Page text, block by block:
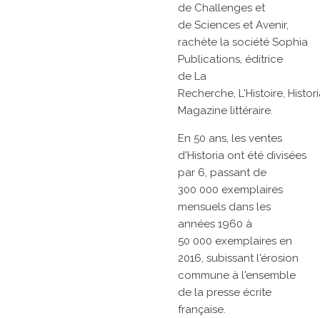
de Challenges et
de Sciences et Avenir,
rachète la société Sophia
Publications, éditrice
de La
Recherche, L'Histoire,
Magazine littéraire.
En 50 ans, les ventes
d'Historia ont été divisées
par 6, passant de
300 000 exemplaires
mensuels dans les
années 1960 à
50 000 exemplaires en
2016, subissant l'érosion
commune à l'ensemble
de la presse écrite
française.